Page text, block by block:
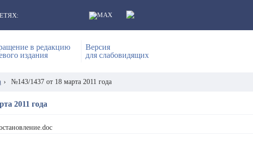
в редакцию
издания
Версия
для слабовидящих
› №143/1437 от 18 марта 2011 года
2011 года